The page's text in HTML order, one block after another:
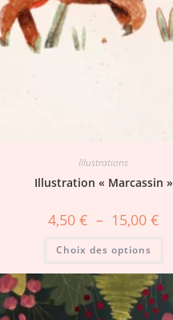
Illustrations
Illustration « Marcassin »
4,50 € – 15,00 €
Choix des options